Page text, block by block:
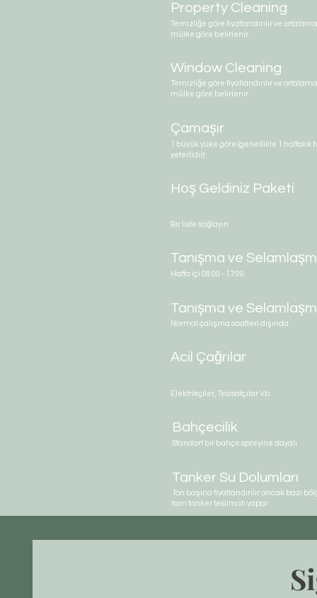
Property Cleaning
Temizliğe göre fiyatlandırılır ve
mülke göre belirlenir
Window Cleaning
Temizliğe göre fiyatlandırılır ve
mülke göre belirlenir
Çamaşır
1 büyük yüke göre (genellikle 1 haftalık
yeterlidir)
Hoş Geldiniz Paketi
Bir liste sağlayın
Tanışma ve
Hafta içi 08:00 - 17:00
Normal çalışma saatleri dışında
Tanışma ve
Acil Çağrılar
Elektrikçiler, Tesisatçılar Vb.
Bahçecilik
Standart bir bahçe spreyine dayalı
Tanker Su Dolumları
Ton başına fiyatlandırılır ancak bazı
tam tanker teslimatı yapar